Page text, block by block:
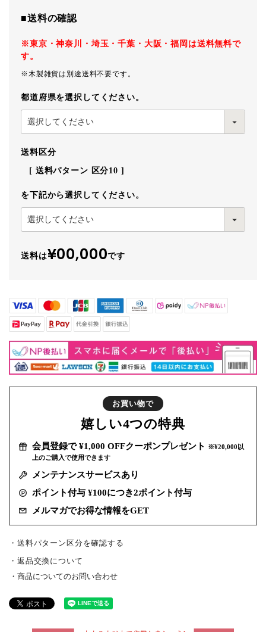
■送料の確認
※東京・神奈川・埼玉・千葉・大阪・福岡は送料無料で
す。
※木製雑貨は別途送料不要です。
都道府県を選択してください。
送料区分
送料パターン 区分10
を下記から選択してください。
送料は¥00,000です
お買い物で
嬉しい4つの特典
会員登録で ¥1,000 OFFクーポンプレゼント
※¥20,000以
上のご購入で使用できます
メンテナンスサービスあり
ポイント付与 ¥100につき2ポイント付与
メルマガでお得な情報をGET
・送料パターン区分を確認する
返品交換について
商品についてのお問い合わせ